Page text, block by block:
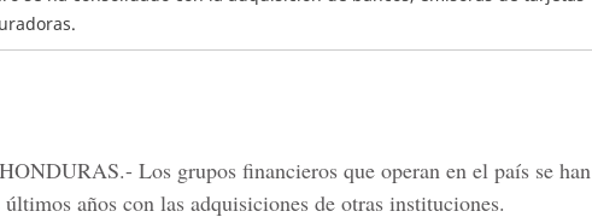
Los grupos financieros que operan en el país se han
años con las adquisiciones de otras instituciones.